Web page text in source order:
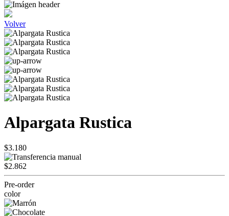
Volver
Alpargata Rustica
$3.180
$2.862
Pre-order
color